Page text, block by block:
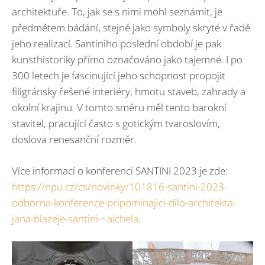
architektuře. To, jak se s nimi mohl seznámit, je
předmětem bádání, stejně jako symboly skryté v řadě
jeho realizací. Santiniho poslední období je pak
kunsthistoriky přímo označováno jako tajemné. I po
300 letech je fascinující jeho schopnost propojit
filigránsky řešené interiéry, hmotu staveb, zahrady a
okolní krajinu. V tomto směru měl tento barokní
stavitel, pracující často s gotickým tvaroslovím,
doslova renesanční rozměr.
Více informací o konferenci SANTINI 2023 je zde:
https://npu.cz/cs/novinky/101816-santini-2023-
odborna-konference-pripominajici-dilo-architekta-
jana-blazeje-santini-~aichela.